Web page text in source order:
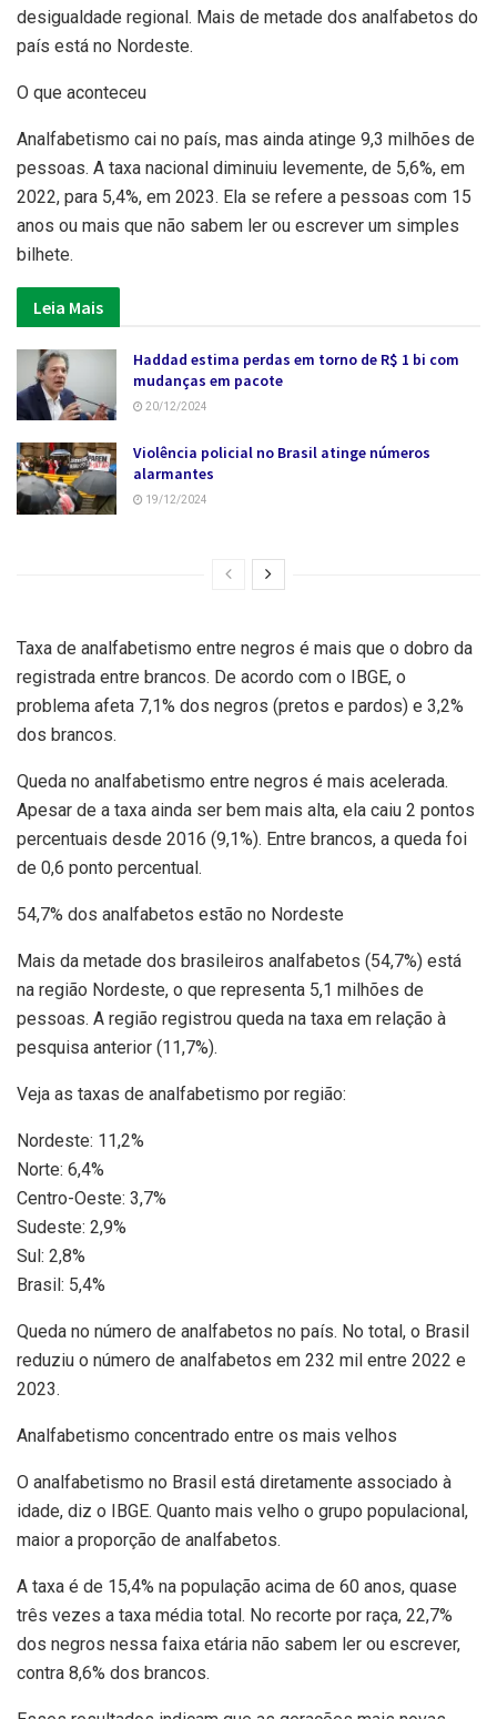
desigualdade regional. Mais de metade dos analfabetos do
país está no Nordeste.
O que aconteceu
Analfabetismo cai no país, mas ainda atinge 9,3 milhões de
pessoas. A taxa nacional diminuiu levemente, de 5,6%, em
2022, para 5,4%, em 2023. Ela se refere a pessoas com 15
anos ou mais que não sabem ler ou escrever um simples
bilhete.
Leia Mais
Haddad estima perdas em torno de R$ 1 bi com
mudanças em pacote
20/12/2024
Violência policial no Brasil atinge números
alarmantes
19/12/2024
Taxa de analfabetismo entre negros é mais que o dobro da
registrada entre brancos. De acordo com o IBGE, o
problema afeta 7,1% dos negros (pretos e pardos) e 3,2%
dos brancos.
Queda no analfabetismo entre negros é mais acelerada.
Apesar de a taxa ainda ser bem mais alta, ela caiu 2 pontos
percentuais desde 2016 (9,1%). Entre brancos, a queda foi
de 0,6 ponto percentual.
54,7% dos analfabetos estão no Nordeste
Mais da metade dos brasileiros analfabetos (54,7%) está
na região Nordeste, o que representa 5,1 milhões de
pessoas. A região registrou queda na taxa em relação à
pesquisa anterior (11,7%).
Veja as taxas de analfabetismo por região:
Nordeste: 11,2%
Norte: 6,4%
Centro-Oeste: 3,7%
Sudeste: 2,9%
Sul: 2,8%
Brasil: 5,4%
Queda no número de analfabetos no país. No total, o Brasil
reduziu o número de analfabetos em 232 mil entre 2022 e
2023.
Analfabetismo concentrado entre os mais velhos
O analfabetismo no Brasil está diretamente associado à
idade, diz o IBGE. Quanto mais velho o grupo populacional,
maior a proporção de analfabetos.
A taxa é de 15,4% na população acima de 60 anos, quase
três vezes a taxa média total. No recorte por raça, 22,7%
dos negros nessa faixa etária não sabem ler ou escrever,
contra 8,6% dos brancos.